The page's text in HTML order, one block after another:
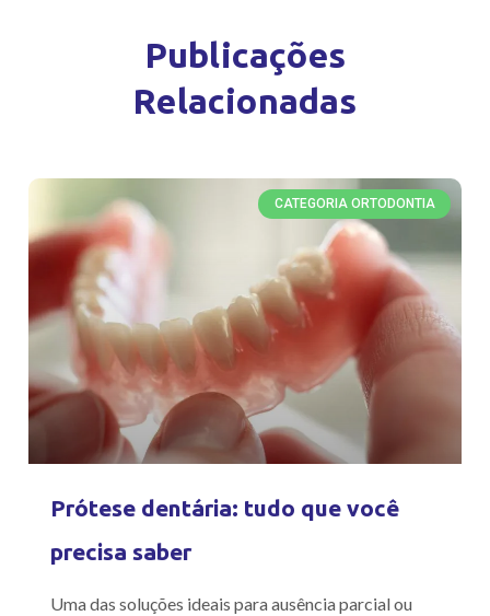
Publicações
Relacionadas
CATEGORIA ORTODONTIA
Prótese dentária: tudo que você
precisa saber
Uma das soluções ideais para ausência parcial ou